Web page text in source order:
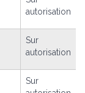
autorisation
Sur
autorisation
Sur